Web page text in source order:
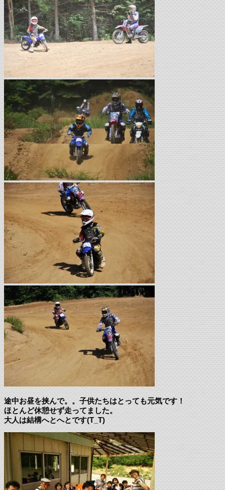
途中お昼を挟んで。。子供たちはとっても元気です！
ほとんど休憩せず走ってました。
大人は結構へとへとです(T_T)